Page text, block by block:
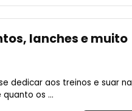
lanches e muito
dedicar aos treinos e suar na
os ...